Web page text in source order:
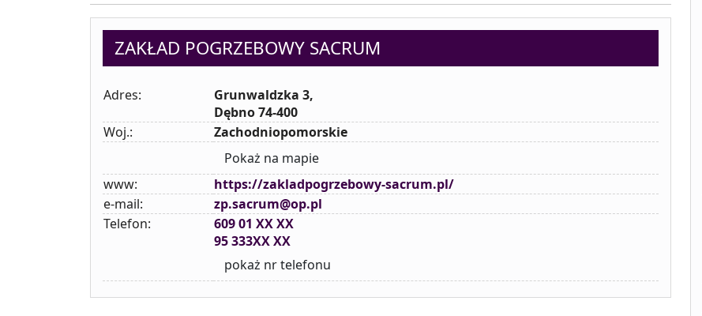
ZAKŁAD POGRZEBOWY SACRUM
Adres:
Grunwaldzka 3,
Dębno 74-400
Woj.:
Zachodniopomorskie
Pokaż na mapie
www:
https://zakladpogrzebowy-sacrum.pl/
e-mail:
zp.sacrum@op.pl
Telefon:
609 01 XX XX
95 333XX XX
pokaż nr telefonu